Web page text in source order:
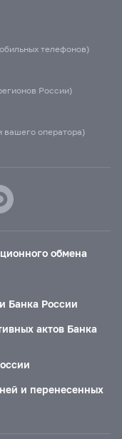
телефонов)
России)
вашего оператора)
обмена
Банка России
актов Банка
и перенесенных